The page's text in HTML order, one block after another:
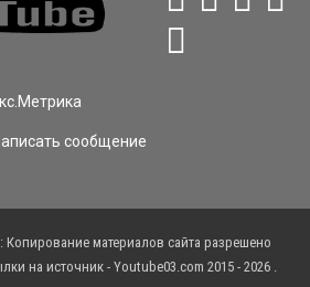
сообщение
материалов сайта разрешено
на источник - Youtube03.com 2015 - 2026 .